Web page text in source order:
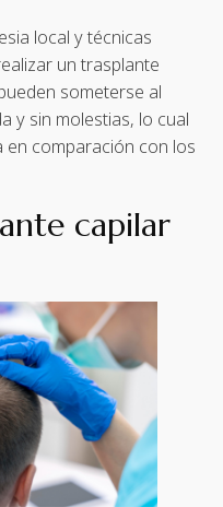
local y técnicas
un trasplante
someterse al
y sin molestias, lo cual
en comparación con los
capilar